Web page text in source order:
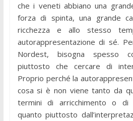
che i veneti abbiano una
forza di spinta, una grande
ricchezza e allo stesso
autorappresentazione di sé.
Nordest, bisogna spesso
piuttosto che cercare di
Proprio perché la
cosa si è non viene tanto da
termini di arricchimento o di
quanto piuttosto